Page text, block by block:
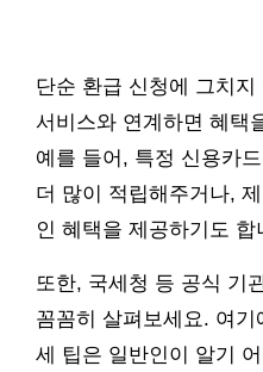
단순 환급 신청에 그치
서비스와 연계하면 혜택
예를 들어, 특정 신용카
더 많이 적립해주거나,
인 혜택을 제공하기도 합
또한, 국세청 등 공식 기
꼼꼼히 살펴보세요. 여
세 팁은 일반인이 알기